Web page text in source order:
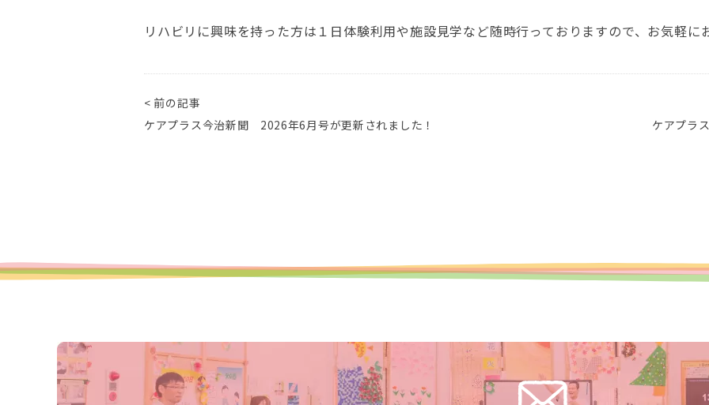
リハビリに興味を持った方は１日体験利用や施設見学など随時行っておりますので、お気軽に
< 前の記事
ケアプラス今治新聞 2026年6月号が更新されました！
ケアプラ